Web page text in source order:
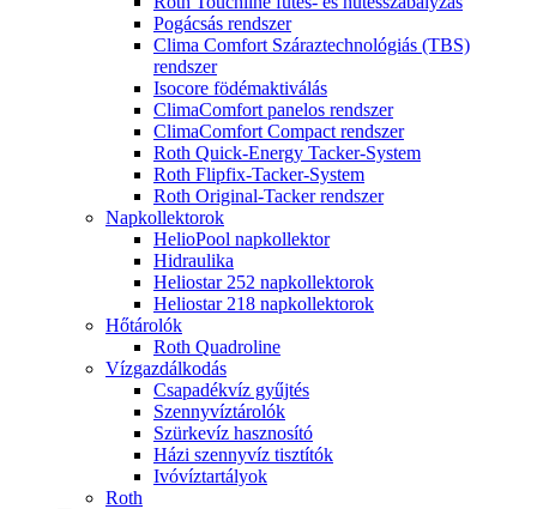
Pogácsás rendszer
Clima Comfort Száraztechnológiás (TBS)
rendszer
Isocore födémaktiválás
ClimaComfort panelos rendszer
ClimaComfort Compact rendszer
Roth Quick-Energy Tacker-System
Roth Flipfix-Tacker-System
Roth Original-Tacker rendszer
Napkollektorok
HelioPool napkollektor
Hidraulika
Heliostar 252 napkollektorok
Heliostar 218 napkollektorok
Hőtárolók
Roth Quadroline
Vízgazdálkodás
Csapadékvíz gyűjtés
Szennyvíztárolók
Szürkevíz hasznosító
Házi szennyvíz tisztítók
Ivóvíztartályok
Roth